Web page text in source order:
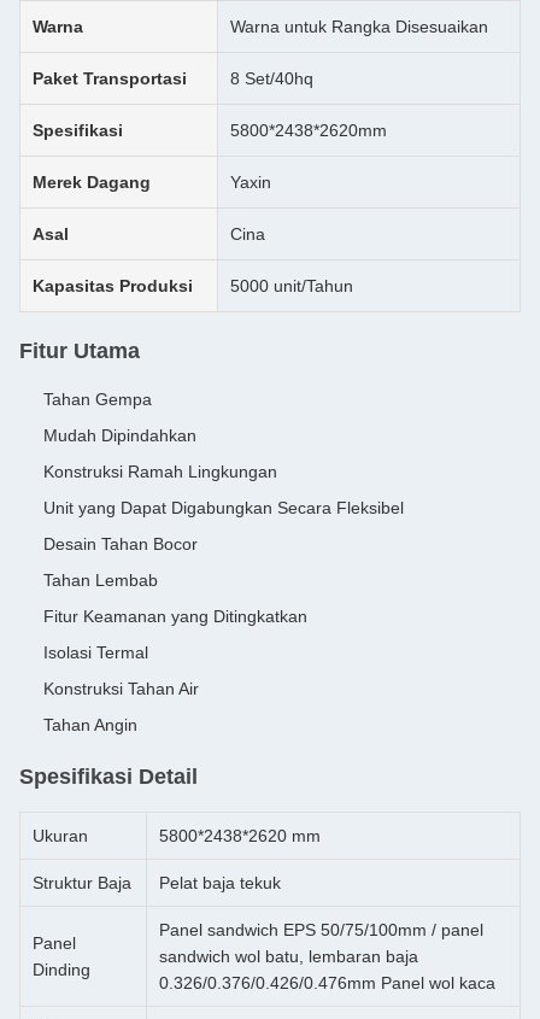
Warna Warna untuk Rangka Disesuaikan
Paket Transportasi 8 Set/40hq
Spesifikasi 5800*2438*2620mm
Merek Dagang Yaxin
Asal Cina
Kapasitas Produksi 5000 unit/Tahun
Fitur Utama
Tahan Gempa
Mudah Dipindahkan
Konstruksi Ramah Lingkungan
Unit yang Dapat Digabungkan Secara Fleksibel
Desain Tahan Bocor
Tahan Lembab
Fitur Keamanan yang Ditingkatkan
Isolasi Termal
Konstruksi Tahan Air
Tahan Angin
Spesifikasi Detail
Ukuran 5800*2438*2620 mm
Struktur Baja Pelat baja tekuk
Panel
Dinding
Panel sandwich EPS 50/75/100mm / panel
sandwich wol batu, lembaran baja
0.326/0.376/0.426/0.476mm Panel wol kaca